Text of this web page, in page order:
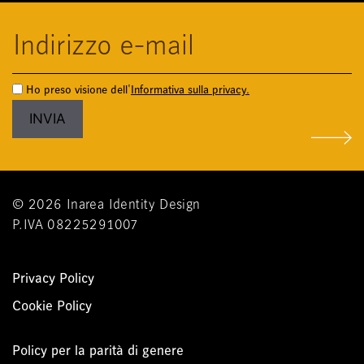
Ho preso visione dell'Informativa sulla privacy.
© 2026 Inarea Identity Design
P.IVA 08225291007
Privacy Policy
Cookie Policy
Policy per la parità di genere